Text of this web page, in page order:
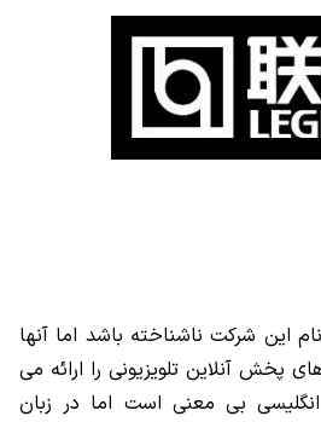
این شرکت ناشناخته باشد اما آنها
پخش آنلاین تلویزیونی را ارائه می
بی معنی است اما در زبان